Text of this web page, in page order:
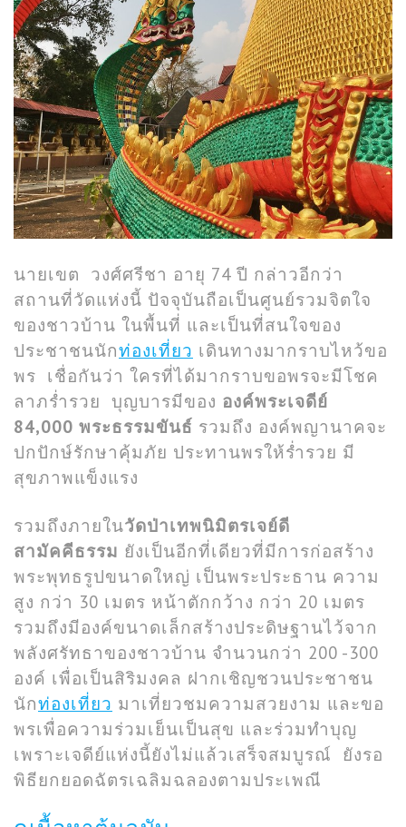
นายเขต วงศ์ศรีชา อายุ 74 ปี กล่าวอีกว่า
สถานที่วัดแห่งนี้ ปัจจุบันถือเป็นศูนย์รวมจิตใจ
ของชาวบ้าน ในพื้นที่ และเป็นที่สนใจของ
ประชาชนนักท่องเที่ยว เดินทางมากราบไหว้ขอ
พร เชื่อกันว่า ใครที่ได้มากราบขอพรจะมีโชค
ลาภร่ำรวย บุญบารมีของ องค์พระเจดีย์
84,000 พระธรรมขันธ์ รวมถึง องค์พญานาคจะ
ปกปักษ์รักษาคุ้มภัย ประทานพรให้ร่ำรวย มี
สุขภาพแข็งแรง
รวมถึงภายในวัดป่าเทพนิมิตรเจย์ดี
สามัคคีธรรม ยังเป็นอีกที่เดียวที่มีการก่อสร้าง
พระพุทธรูปขนาดใหญ่ เป็นพระประธาน ความ
สูง กว่า 30 เมตร หน้าตักกว้าง กว่า 20 เมตร
รวมถึงมีองค์ขนาดเล็กสร้างประดิษฐานไว้จาก
พลังศรัทธาของชาวบ้าน จำนวนกว่า 200 -300
องค์ เพื่อเป็นสิริมงคล ฝากเชิญชวนประชาชน
นักท่องเที่ยว มาเที่ยวชมความสวยงาม และขอ
พรเพื่อความร่วมเย็นเป็นสุข และร่วมทำบุญ
เพราะเจดีย์แห่งนี้ยังไม่แล้วเสร็จสมบูรณ์ ยังรอ
พิธียกยอดฉัตรเฉลิมฉลองตามประเพณี